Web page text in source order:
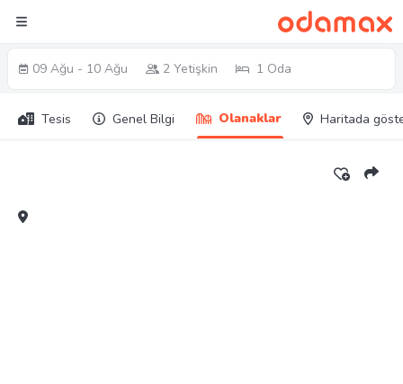
09 Ağu - 10 Ağu 2 Yetişkin 1 Oda
Tesis Genel Bilgi Olanaklar Haritada